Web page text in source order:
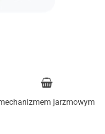
jarzmowym